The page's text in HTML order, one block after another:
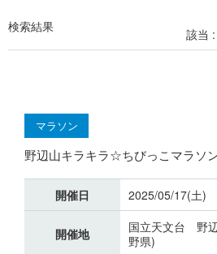
検索結果 該当 :
マラソン
野辺山キラキラ☆ちびっこマラソ
開催日 2025/05/17(土)
開催地
国立天文台 野
野県)